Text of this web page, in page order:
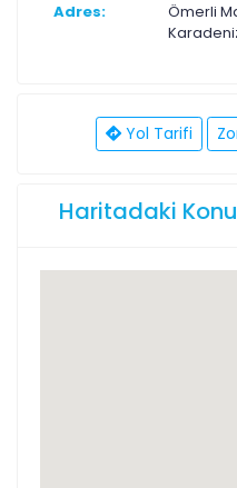
Adres:
Ömerli
Yol Tarifi
Haritadaki